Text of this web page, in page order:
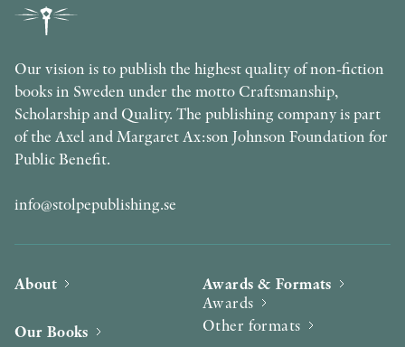
Our vision is to publish the highest quality of non-fiction
books in Sweden under the motto Craftsmanship,
Scholarship and Quality. The publishing company is part
of the Axel and Margaret Ax:son Johnson Foundation for
Public Benefit.
info@stolpepublishing.se
About
Our Books
Awards & Formats
Awards
Other formats